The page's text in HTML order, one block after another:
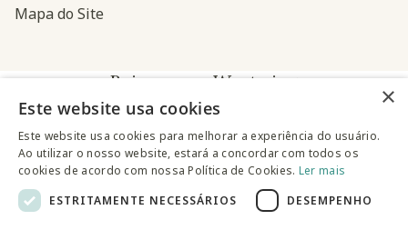
Mapa do Site
Baixe o app Westwing
×
Este website usa cookies
Este website usa cookies para melhorar a experiência do usuário.
Ao utilizar o nosso website, estará a concordar com todos os
cookies de acordo com nossa Política de Cookies. Ler mais
ESTRITAMENTE NECESSÁRIOS
DESEMPENHO